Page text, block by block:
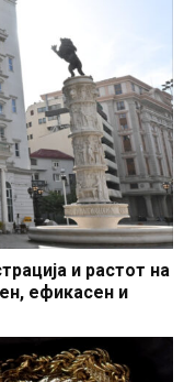
и растот на
ефикасен и